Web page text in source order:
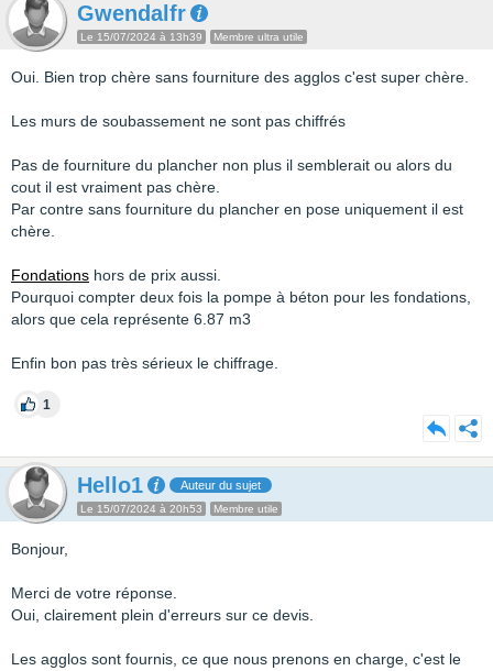
Gwendalfr
Le 15/07/2024 à 13h39 Membre ultra utile
Oui. Bien trop chère sans fourniture des agglos c'est super chère.
Les murs de soubassement ne sont pas chiffrés
Pas de fourniture du plancher non plus il semblerait ou alors du
cout il est vraiment pas chère.
Par contre sans fourniture du plancher en pose uniquement il est
chère.
Fondations hors de prix aussi.
Pourquoi compter deux fois la pompe à béton pour les fondations,
alors que cela représente 6.87 m3
Enfin bon pas très sérieux le chiffrage.
1
Hello1 Auteur du sujet
Le 15/07/2024 à 20h53 Membre utile
Bonjour,
Merci de votre réponse.
Oui, clairement plein d'erreurs sur ce devis.
Les agglos sont fournis, ce que nous prenons en charge, c'est le